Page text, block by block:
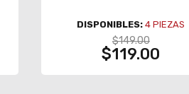
DISPONIBLES: 4 PIEZAS
$149.00
$119.00